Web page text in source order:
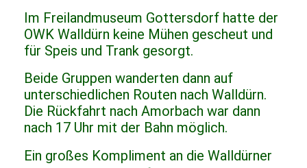
Im Freilandmuseum Gottersdorf hatte der
OWK Walldürn keine Mühen gescheut und
für Speis und Trank gesorgt.
Beide Gruppen wanderten dann auf
unterschiedlichen Routen nach Walldürn.
Die Rückfahrt nach Amorbach war dann
nach 17 Uhr mit der Bahn möglich.
Ein großes Kompliment an die Walldürner